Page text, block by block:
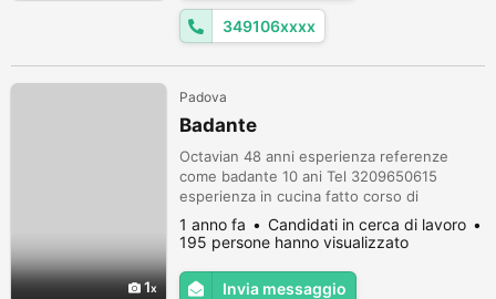
Oristano, per un tirocinio formativ...
349106xxxx
1
Padova
Badante
Octavian 48 anni esperienza referenze
come badante 10 ani Tel 3209650615
esperienza in cucina fatto corso di
operatore di cucina con Enaip Padova e
liceo alberghiero in Romania esperienza in
ambulanza autista soccorritore.
1 anno fa
Candidati in cerca di lavoro
195 persone hanno visualizzato
Invia messaggio